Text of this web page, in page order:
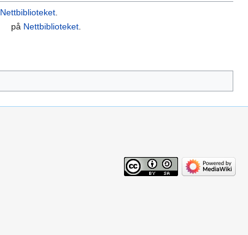
Nettbiblioteket
på Nettbiblioteket